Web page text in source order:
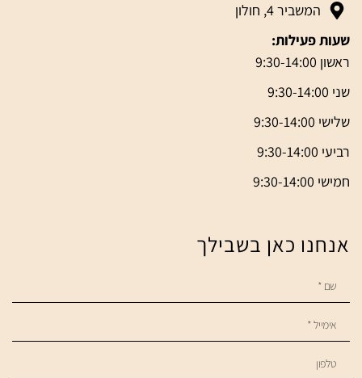
המשביר 4, חולון
שעות פעילות:
ראשון 9:30-14:00
שני 9:30-14:00
שלישי 9:30-14:00
רביעי 9:30-14:00
חמישי 9:30-14:00
אנחנו כאן בשבילך